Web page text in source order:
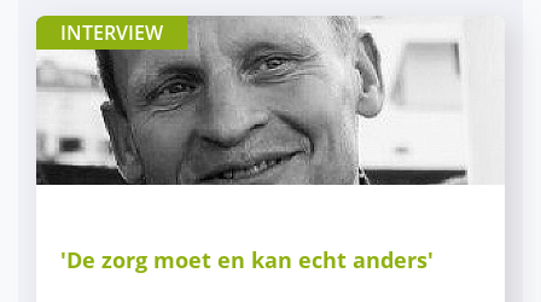
INTERVIEW
'De zorg moet en kan echt anders'